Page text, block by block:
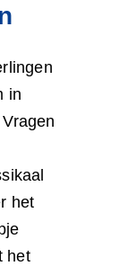
in
het
het